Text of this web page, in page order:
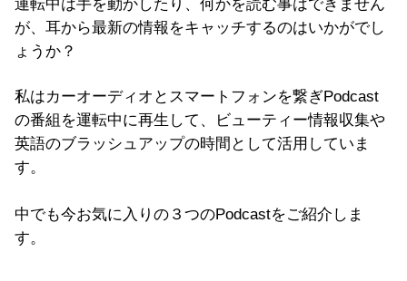
運転中は手を動かしたり、何かを読む事はできません
が、耳から最新の情報をキャッチするのはいかがでし
ょうか？
私はカーオーディオとスマートフォンを繋ぎPodcast
の番組を運転中に再生して、ビューティー情報収集や
英語のブラッシュアップの時間として活用していま
す。
中でも今お気に入りの３つのPodcastをご紹介しま
す。